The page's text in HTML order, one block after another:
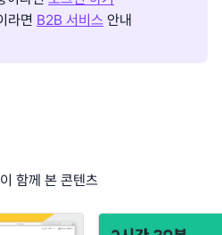
라면 B2B 서비스 안내
함께 본 콘텐츠